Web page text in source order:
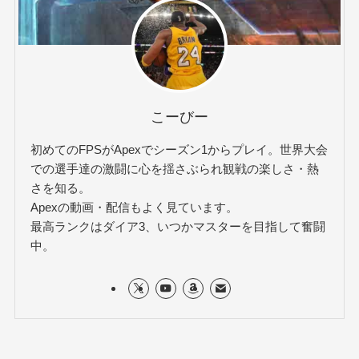
こーびー
初めてのFPSがApexでシーズン1からプレイ。世界大会
での選手達の激闘に心を揺さぶられ観戦の楽しさ・熱
さを知る。
Apexの動画・配信もよく見ています。
最高ランクはダイア3、いつかマスターを目指して奮闘
中。